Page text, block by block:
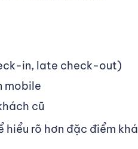
in, late check-out)
mobile
cũ
hiểu rõ hơn đặc điểm